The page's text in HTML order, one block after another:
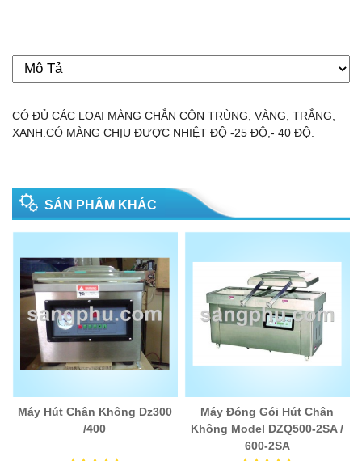
CÓ ĐỦ CÁC LOẠI MÀNG CHẮN CÔN TRÙNG, VÀNG, TRẮNG,
XANH.CÓ MÀNG CHỊU ĐƯỢC NHIỆT ĐỘ -25 ĐỘ,- 40 ĐỘ.
SẢN PHẨM KHÁC
Máy Hút Chân Không Dz300
/400
Máy Đóng Gói Hút Chân
Không Model DZQ500-2SA /
600-2SA